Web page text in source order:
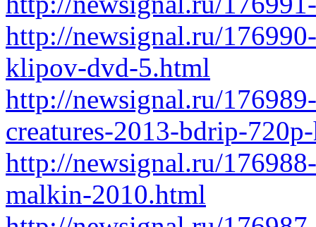
http://newsignal.ru/
klipov-dvd-5.html
http://newsignal.ru/
creatures-2013-bdrip-
http://newsignal.ru/
malkin-2010.html